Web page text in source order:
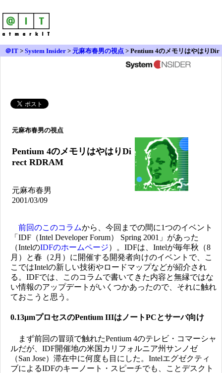
＠IT > System Insider > 元麻布春男の視点 > Pentium 4のメモリはやはりDir
元麻布春男の視点
Pentium 4のメモリはやはりDi
rect RDRAM
元麻布春男
2001/03/09
前回のこのコラムから、今回までの間に1つのイベント
「IDF（Intel Developer Forum） Spring 2001」があった
（IntelのIDFのホームページ）。IDFは、Intelが毎年秋（8
月）と春（2月）に開催する開発者向けのイベントで、こ
こではIntelの新しい技術やロードマップなどが紹介され
る。IDFでは、このコラムで書いてきた内容と無縁ではな
い情報のアップデートがいくつかあったので、それに触れ
ておこうと思う。
0.13μmプロセスのPentium IIIはノートPCとサーバ向け
まず前回の冒頭で触れたPentium 4のテレビ・コマーシャ
ルだが、IDF開催地の米国カリフォルニア州サンノゼ
（San Jose）滞在中に何度も目にした。Intelエグゼクティ
ブによるIDFのキーノート・スピーチでも、ことデスクト